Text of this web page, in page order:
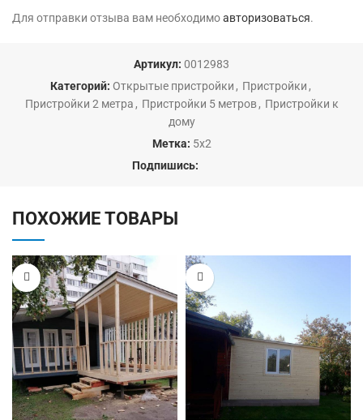
Для отправки отзыва вам необходимоавторизоваться.
Артикул: 0012983
Категорий: Открытые пристройки , Пристройки ,
Пристройки 2 метра , Пристройки 5 метров , Пристройки к
дому
Метка: 5х2
Подпишись:
ПОХОЖИЕ ТОВАРЫ